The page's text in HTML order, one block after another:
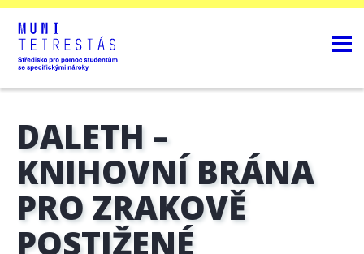
DALETH –
KNIHOVNÍ BRÁNA
PRO ZRAKOVĚ
POSTIŽENÉ